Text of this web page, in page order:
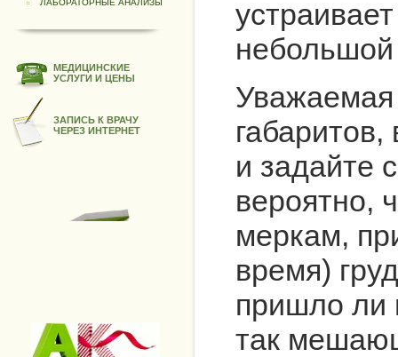
ЛАБОРАТОРНЫЕ АНАЛИЗЫ
МЕДИЦИНСКИЕ
УСЛУГИ И ЦЕНЫ
ЗАПИСЬ К ВРАЧУ
ЧЕРЕЗ ИНТЕРНЕТ
Уважаемая
и задайте
вероятно,
меркам,
время)
пришло ли
так